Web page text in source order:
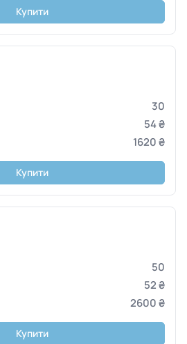
Купити
30
54 ₴
1620 ₴
Купити
50
52 ₴
2600 ₴
Купити